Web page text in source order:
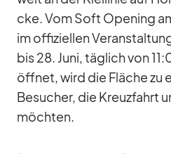
cke. Vom Soft Ope­ning
im of­fi­zi­el­len
bis 28. Juni, täg­lich von
öff­net, wird die Flä­che zu
Be­su­cher, die Kreuz­fahrt
möch­ten.